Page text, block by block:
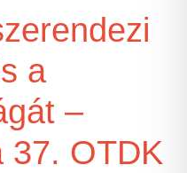
a
–
37. OTDK